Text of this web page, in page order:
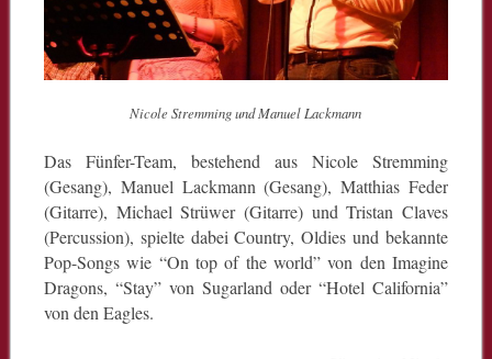
Nicole Stremming und Manuel Lackmann
Das Fünfer-Team, bestehend aus Nicole Stremming
(Gesang), Manuel Lackmann (Gesang), Matthias Feder
(Gitarre), Michael Strüwer (Gitarre) und Tristan Claves
(Percussion), spielte dabei Country, Oldies und bekannte
Pop-Songs wie “On top of the world” von den Imagine
Dragons, “Stay” von Sugarland oder “Hotel California”
von den Eagles.